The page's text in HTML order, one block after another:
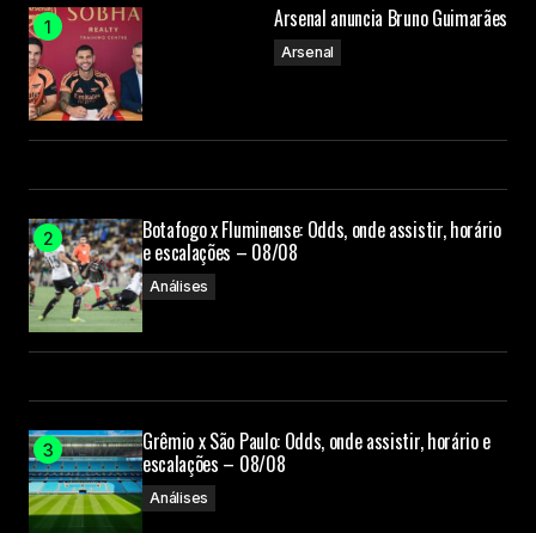
Submit Comment
Arsenal anuncia Bruno Guimarães
Arsenal
Botafogo x Fluminense: Odds, onde assistir, horário
e escalações – 08/08
Análises
Grêmio x São Paulo: Odds, onde assistir, horário e
escalações – 08/08
Análises